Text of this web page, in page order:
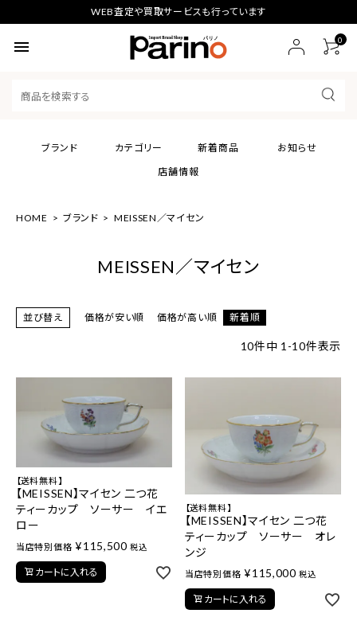
WEB査定や買取サービスも行っています
menu 0
ブランド カテゴリー 新着商品
お知らせ
店舗情報
HOME ブランド MEISSEN／マイセン
MEISSEN／マイセン
並び替え 価格が安い順 価格が高い順 新着順
10件中 1 -10件表示
【送料無料】
【MEISSEN】マイセン 二つ花
ティーカップ ソーサー イエ
ロー
当店特別価格 ¥115,500 税込
カートに入れる
【送料無料】
【MEISSEN】マイセン 二つ花
ティーカップ ソーサー オレ
ンジ
当店特別価格 ¥115,000 税込
カートに入れる